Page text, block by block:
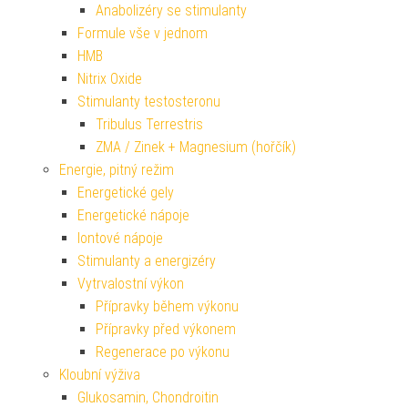
Anabolizéry se stimulanty
Formule vše v jednom
HMB
Nitrix Oxide
Stimulanty testosteronu
Tribulus Terrestris
ZMA / Zinek + Magnesium (hořčík)
Energie, pitný režim
Energetické gely
Energetické nápoje
Iontové nápoje
Stimulanty a energizéry
Vytrvalostní výkon
Přípravky během výkonu
Přípravky před výkonem
Regenerace po výkonu
Kloubní výživa
Glukosamin, Chondroitin